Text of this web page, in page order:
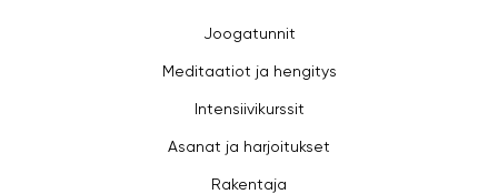
Joogatunnit
Meditaatiot ja hengitys
Intensiivikurssit
Asanat ja harjoitukset
Rakentaja